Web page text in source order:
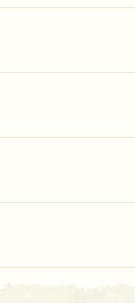
rivière pour
!